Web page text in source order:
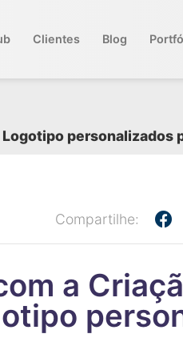
Clientes Blog
personalizados
Compartilhe:
a